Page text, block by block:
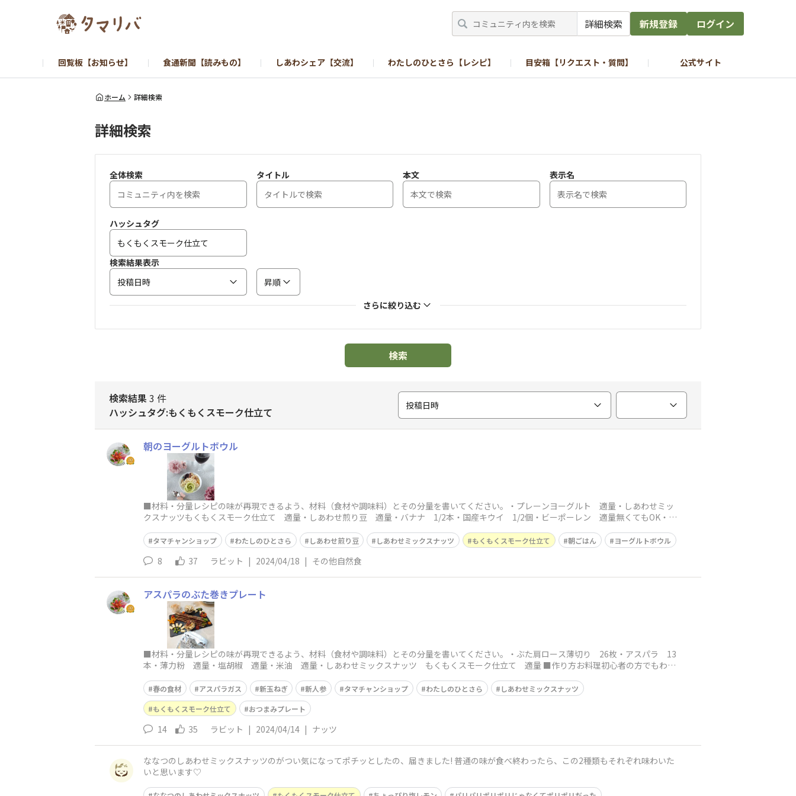
詳細検索 新規登録 ログイン
回覧板【お知らせ】 食通新聞【読みもの】 しあわシェア【交流】 わたしのひとさら【レシピ】 目安箱【リクエスト・質問】 公式サイト
ホーム 詳細検索
詳細検索
全体検索 タイトル 本文 表示名
ハッシュタグ
検索結果表示
投稿日時
昇順
さらに絞り込む
検索
検索結果3 件
ハッシュタグ:もくもくスモーク仕立て
投稿日時
朝のヨーグルトボウル
■材料・分量レシピの味が再現できるよう、材料（食材や調味料）とその分量を書いてください。・プレーンヨーグルト 適量・しあわせミッ
クスナッツもくもくスモーク仕立て 適量・しあわせ煎り豆 適量・バナナ 1/2本・国産キウイ 1/2個・ビーポーレン 適量無くてもOK・プ
タマチャンショップ わたしのひとさら しあわせ煎り豆 しあわせミックスナッツ もくもくスモーク仕立て 朝ごはん ヨーグルトボウル
8 37 ラビット | 2024/04/18 | その他自然食
アスパラのぶた巻きプレート
■材料・分量レシピの味が再現できるよう、材料（食材や調味料）とその分量を書いてください。・ぶた肩ロース薄切り 26枚・アスパラ 13
本・薄力粉 適量・塩胡椒 適量・米油 適量・しあわせミックスナッツ もくもくスモーク仕立て 適量 ■作り方お料理初心者の方でもわか
春の食材 アスパラガス 新玉ねぎ 新人参 タマチャンショップ わたしのひとさら
しあわせミックスナッツ
もくもくスモーク仕立て
おつまみプレート
14 35 ラビット | 2024/04/14 | ナッツ
ななつのしあわせミックスナッツのがつい気になってポチッとしたの、届きました! 普通の味が食べ終わったら、この2種類もそれぞれ味わいた
いと思います♡